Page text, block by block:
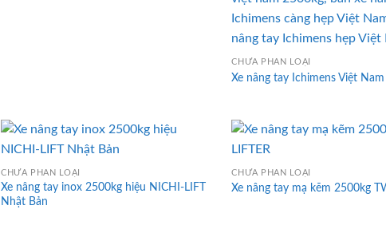
CHƯA PHÂN LOẠI
Xe nâng tay Ichimens Việt
CHƯA PHÂN LOẠI
Xe nâng tay inox 2500kg hiệu NICHI-LIFT
Nhật Bản
CHƯA PHÂN LOẠI
Xe nâng tay mạ kẽm 2500kg